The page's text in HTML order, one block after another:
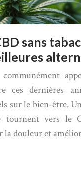
sans
ces dernières
sur le bien-être.
tournent vers le
la douleur et